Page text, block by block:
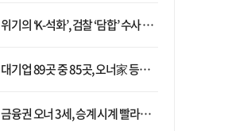
위기의 ‘K-석화’, 검찰 ‘담합’ 수사 착수…“LG·한화·롯데 등 7개 업체, 8개 제품 가격 담합”
대기업 89곳 중 85곳, 오너家 등기임원 겸직…BS 46곳·SM 45곳 ‘족벌경영’ 고착화
금융권 오너 3세, 승계 시계 빨라지나…한국투자 ‘속도’·미래에셋·메리츠는 ‘거리두기’